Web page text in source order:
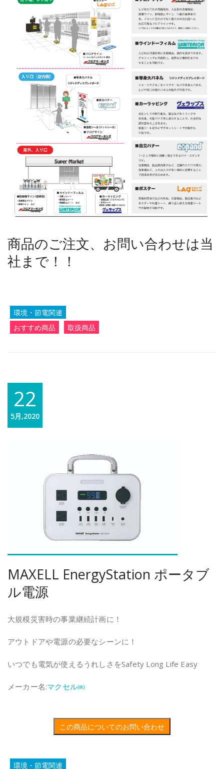
商品のご注文、お問い合わせは当
社まで！！
環境・節電関連
おすすめ商品
取扱商品
22
5月,2020
MAXELL EnergyStation ポータブ
ル電源
大規模災害時の事業継続計画に！
アウトドアや電源の必要なシーンに！
いつでも電気が使えるうれしさをSafety Long Life Easy
メーカー名:マクセル㈱
この商品についてのお問い合わせ
環境・節電関連